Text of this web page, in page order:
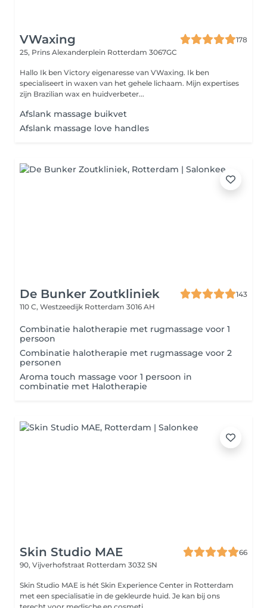
VWaxing
178
25, Prins Alexanderplein Rotterdam 3067GC
Hallo Ik ben Victory eigenaresse van VWaxing. Ik ben
specialiseert in waxen van het gehele lichaam. Mijn expertises
zijn Brazilian wax en huidverbeter...
Afslank massage buikvet
Afslank massage love handles
De Bunker Zoutkliniek
143
110 C, Westzeedijk Rotterdam 3016 AH
Combinatie halotherapie met rugmassage voor 1
persoon
Combinatie halotherapie met rugmassage voor 2
personen
Aroma touch massage voor 1 persoon in
combinatie met Halotherapie
Skin Studio MAE
66
90, Vijverhofstraat Rotterdam 3032 SN
Skin Studio MAE is hét Skin Experience Center in Rotterdam
met een specialisatie in de gekleurde huid. Je kan bij ons